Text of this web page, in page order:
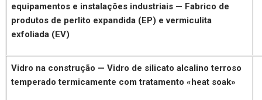
equipamentos e instalações industriais — Fabrico de
produtos de perlito expandida (EP) e vermiculita
exfoliada (EV)
Vidro na construção — Vidro de silicato alcalino terroso
temperado termicamente com tratamento «heat soak»